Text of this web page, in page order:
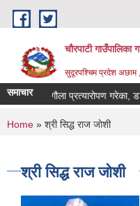
Skip to main content
चौरपाटी गाउँपालिका
सुदूरपश्चिम प्रदेश अछाम
समाचारमृगौला प्रत्यारोपण गरेका,
You are here
Home » श्री सिद्ध राज जाेशी
श्री सिद्ध राज जाेशी